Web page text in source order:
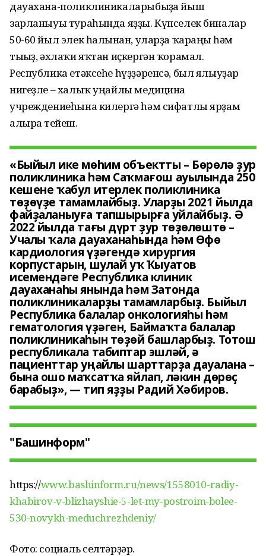
дауахана-поликлиникаларыбыҙға йыш
зарланыуы тураһында яҙҙы. Күпселек биналар
50-60 йыл элек һалынған, уларҙа ҡараңғы һәм
тығыҙ, әхлаҡи яҡтан иҫкергән ҡорамал.
Республика етәксеһе һүҙҙәренсә, был ялыуҙар
нигеҙле – халыҡ уңайлы медицина
учреждениеһына килергә һәм сифатлы ярҙам
алырға тейеш.
«Быйыл ике мөһим объектты – Бөрөлә ҙур
поликлиника һәм Саҡмағош ауылында 250
кешене ҡабул итерлек поликлиника
төҙөүҙе тамамлайбыҙ. Уларҙы 2021 йылда
файҙаланыуға тапшырырға уйлайбыҙ. Ә
2022 йылда тағы дүрт ҙур төҙөлөштө –
Учалы ҡала дауаханаһында һәм Өфө
кардиология үҙәгендә хирургия
корпустарын, шулай уҡ Ҡыуатов
исемендәге Республика клиник
дауаханаһы янында һәм Затонда
поликлиникаларҙы тамамларбыҙ. Быйыл
Республика балалар онкологияһы һәм
гематология үҙәген, Баймаҡта балалар
поликлиникаһын төҙөй башларбыҙ. Тотош
республикала табиптар эшләй, ә
пациенттар уңайлы шарттарҙа дауалана –
бына ошо маҡсатҡа яйлап, ләкин дөрөҫ
барабыҙ», — тип яҙҙы Радий Хәбиров.
"Башинформ"
https://www.bashinform.ru/news/1558010-radiy-
khabirov-v-blizhayshie-5-let-my-postroim-bolee-
530-novykh-meduchrezhdeniy/
Фото: социаль селтәрҙәр.